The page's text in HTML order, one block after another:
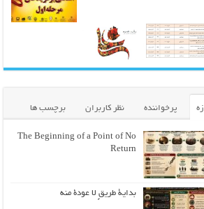
پرخواننده نظر کاربران برچسب ها
The Beginning of a Point of No
Return
بداية طريقٍ لا عودة منه